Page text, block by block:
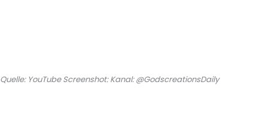
Quelle: YouTube Screenshot: Kanal: @GodscreationsDaily